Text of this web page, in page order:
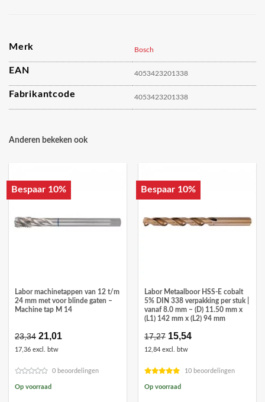
Merk Bosch
EAN 4053423201338
Fabrikantcode 4053423201338
Anderen bekeken ook
Bespaar 10%
Labor machinetappen van 12 t/m
24 mm met voor blinde gaten –
Machine tap M 14
23,34 Oorspronkelijke
prijs
was:
21,01
17,36 excl. btw
0 beoordelingen
Op voorraad
Bespaar 10%
Labor Metaalboor HSS-E cobalt
5% DIN 338 verpakking per stuk |
vanaf 8.0 mm – (D) 11.50 mm x
(L1) 142 mm x (L2) 94 mm
17,27 Oorspronkelijke
prijs
was:
15,54Huidige
12,84 excl. btw
10 beoordelingen
Op voorraad